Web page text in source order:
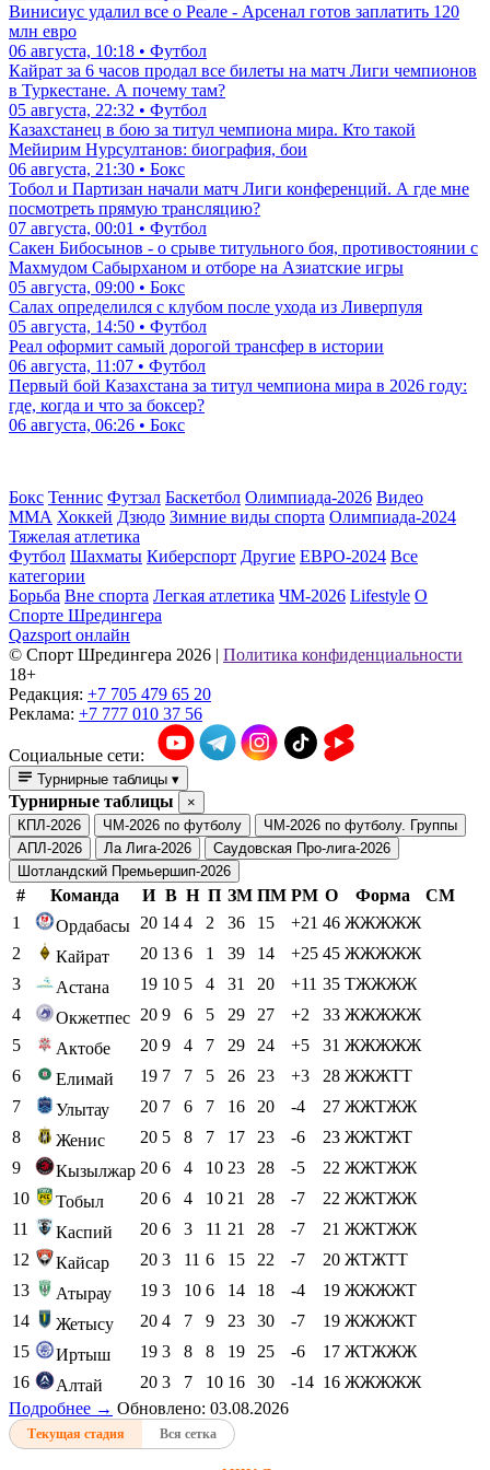
Винисиус удалил все о Реале - Арсенал готов заплатить 120
млн евро
06 августа, 10:18 • Футбол
Кайрат за 6 часов продал все билеты на матч Лиги чемпионов
в Туркестане. А почему там?
05 августа, 22:32 • Футбол
Казахстанец в бою за титул чемпиона мира. Кто такой
Мейирим Нурсултанов: биография, бои
06 августа, 21:30 • Бокс
Тобол и Партизан начали матч Лиги конференций. А где мне
посмотреть прямую трансляцию?
07 августа, 00:01 • Футбол
Сакен Бибосынов - о срыве титульного боя, противостоянии с
Махмудом Сабырханом и отборе на Азиатские игры
05 августа, 09:00 • Бокс
Салах определился с клубом после ухода из Ливерпуля
05 августа, 14:50 • Футбол
Реал оформит самый дорогой трансфер в истории
06 августа, 11:07 • Футбол
Первый бой Казахстана за титул чемпиона мира в 2026 году:
где, когда и что за боксер?
06 августа, 06:26 • Бокс
Бокс Теннис Футзал Баскетбол Олимпиада-2026 Видео
ММА Хоккей Дзюдо Зимние виды спорта Олимпиада-2024
Тяжелая атлетика
Футбол Шахматы Киберспорт Другие ЕВРО-2024 Все
категории
Борьба Вне спорта Легкая атлетика ЧМ-2026 Lifestyle О
Спорте Шредингера
Qazsport онлайн
© Cпорт Шредингера 2026 | Политика конфиденциальности
18+
Редакция: +7 705 479 65 20
Реклама: +7 777 010 37 56
Социальные сети:
Турнирные таблицы ▾
Турнирные таблицы
×
КПЛ-2026
ЧМ-2026 по футболу
ЧМ-2026 по футболу. Группы
АПЛ-2026
Ла Лига-2026
Саудовская Про-лига-2026
Шотландский Премьершип-2026
# Команда И В Н П ЗМ ПМ РМ О Форма
СМ
1
Ордабасы 20 14 4 2 36 15 +21 46 ЖЖЖЖЖ
2
Кайрат 20 13 6 1 39 14 +25 45 ЖЖЖЖЖ
3
Астана 19 10 5 4 31 20 +11 35 ТЖЖЖЖ
4
Окжетпес 20 9 6 5 29 27 +2 33 ЖЖЖЖЖ
5
Актобе 20 9 4 7 29 24 +5 31 ЖЖЖЖЖ
6
Елимай 19 7 7 5 26 23 +3 28 ЖЖЖТТ
7
Улытау 20 7 6 7 16 20 -4 27 ЖЖТЖЖ
8
Женис 20 5 8 7 17 23 -6 23 ЖЖТЖТ
9
Кызылжар 20 6 4 10 23 28 -5 22 ЖЖТЖЖ
10
Тобыл 20 6 4 10 21 28 -7 22 ЖЖТЖЖ
11
Каспий 20 6 3 11 21 28 -7 21 ЖЖТЖЖ
12
Кайсар 20 3 11 6 15 22 -7 20 ЖТЖТТ
13
Атырау 19 3 10 6 14 18 -4 19 ЖЖЖЖТ
14
Жетысу 20 4 7 9 23 30 -7 19 ЖЖЖЖТ
15
Иртыш 19 3 8 8 19 25 -6 17 ЖТЖЖЖ
16
Алтай 20 3 7 10 16 30 -14 16 ЖЖЖЖЖ
Подробнее → Обновлено: 03.08.2026
Текущая стадия Вся сетка